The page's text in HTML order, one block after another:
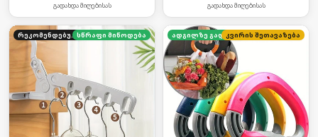
გადახდა მიღებისას გადახდა მიღებისას
რეკომენდებულისწრაფი მიწოდება ადგილზე გადახდა
კვირის შეთავაზება